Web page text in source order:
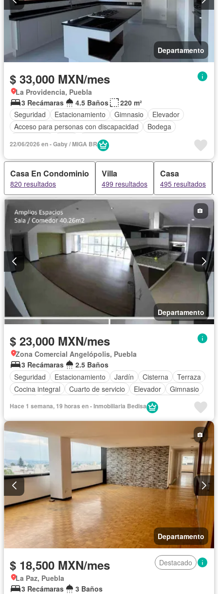
Departamento
$ 33,000 MXN/mes
La Providencia, Puebla
3 Recámaras
4.5 Baños
220 m²
Seguridad
Estacionamiento Gimnasio
Elevador
Acceso para personas con discapacidad
Bodega
Vista panorámica
Recámara con closet
Caseta de vigilancia
Parcialmente amueblado
22/06/2026 en - Gaby / MIGA BR
Casa En Condominio
820 resultados
Villa
499 resultados
Casa
495 resultados
Departamento
$ 23,000 MXN/mes
Zona Comercial Angelópolis, Puebla
3 Recámaras
2.5 Baños
Seguridad
Estacionamiento Jardín Cisterna
Terraza
Cocina integral
Cuarto de servicio Elevador
Gimnasio
Caseta de vigilancia
Hace 1 semana, 19 horas en - Inmobiliaria Bedisa
Departamento
$ 18,500 MXN/mes
Destacado
La Paz, Puebla
3 Recámaras
3 Baños